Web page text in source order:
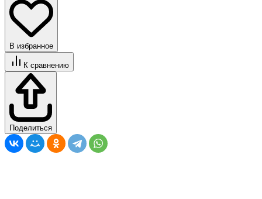
В избранное
К сравнению
Поделиться